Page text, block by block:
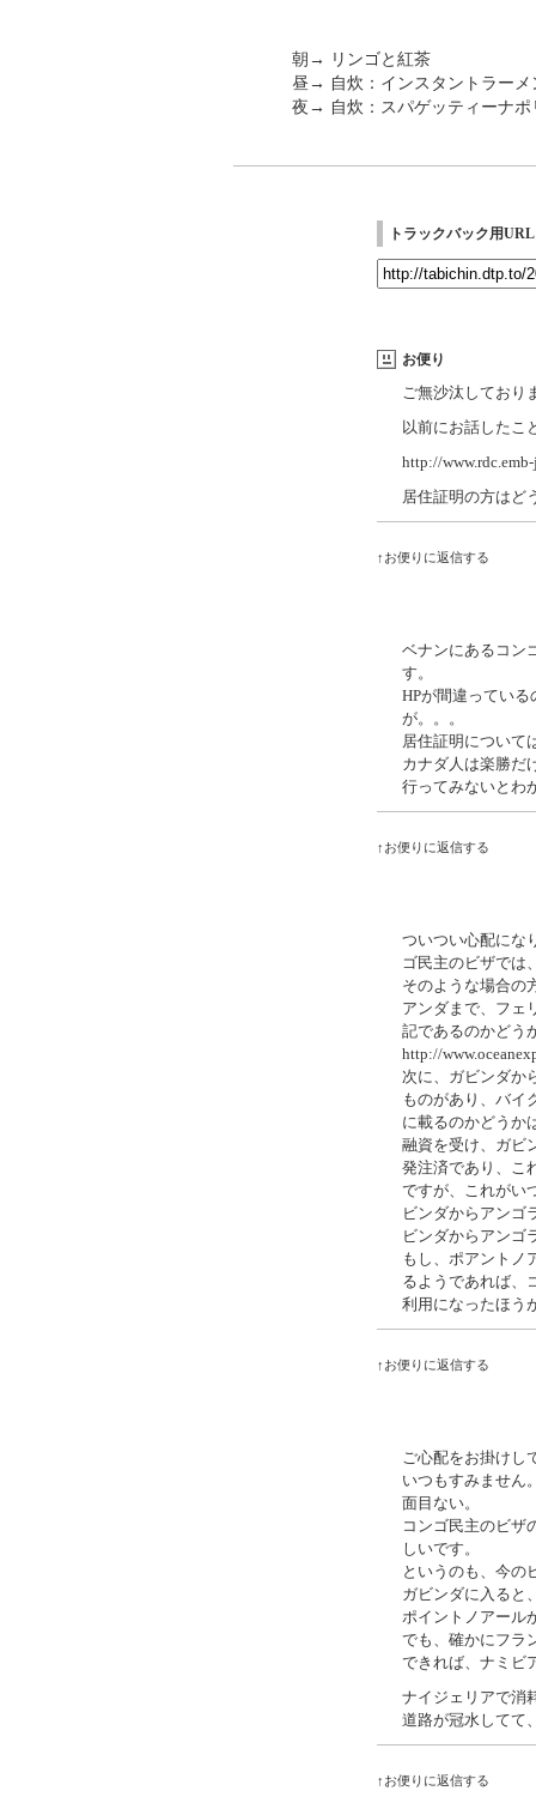
朝→ リンゴと紅茶
昼→ 自炊：インスタントラーメ
夜→ 自炊：スパゲッティーナポ
トラックバック用URL
お便り
ご無沙汰しており
以前にお話したこ
http://
居住証明の方はど
↑お便りに返信する
ベナンにあるコン
す。
HPが間違ってい
が。。。
居住証明について
カナダ人は楽勝だ
行ってみないとわ
↑お便りに返信する
ついつい心配にな
ゴ民主のビザでは
そのような場合の
アンダまで、フェ
記であるのかどう
http://
次に、ガビンダか
ものがあり、バイ
に載るのかどうか
融資を受け、ガビ
発注済であり、こ
ですが、これがい
ビンダからアンゴ
ビンダからアンゴ
もし、ポアントノ
るようであれば、
利用になったほう
↑お便りに返信する
ご心配をお掛けし
いつもすみません
面目ない。
コンゴ民主のビザ
しいです。
というのも、今の
ガビンダに入ると
ポイントノアール
でも、確かにフラ
できれば、ナミビ
ナイジェリアで消
道路が冠水してて
↑お便りに返信する